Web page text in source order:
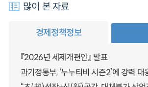
많이 본 자료
경제정책정보
『2026년 세제개편안』 발표
과기정통부, ‘누누티비 시즌2’에 강력 대